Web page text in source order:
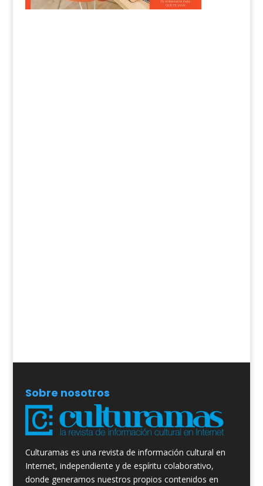
Sobre nosotros
Culturamas es una revista de información cultural en
Internet, independiente y de espíritu colaborativo,
donde generamos nuestros propios contenidos en